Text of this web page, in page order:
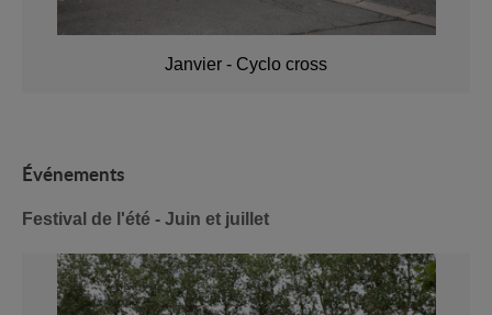
Janvier - Cyclo cross
Événements
Festival de l'été - Juin et juillet